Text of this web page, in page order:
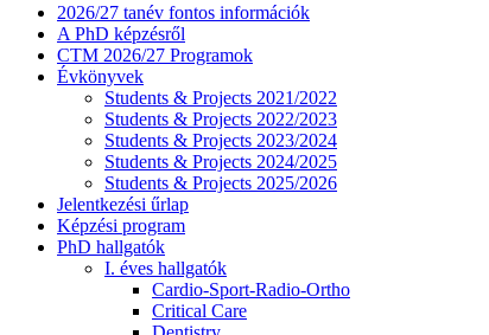
2026/27 tanév fontos információk
A PhD képzésről
CTM 2026/27 Programok
Évkönyvek
Students & Projects 2021/2022
Students & Projects 2022/2023
Students & Projects 2023/2024
Students & Projects 2024/2025
Students & Projects 2025/2026
Jelentkezési űrlap
Képzési program
PhD hallgatók
I. éves hallgatók
Cardio-Sport-Radio-Ortho
Critical Care